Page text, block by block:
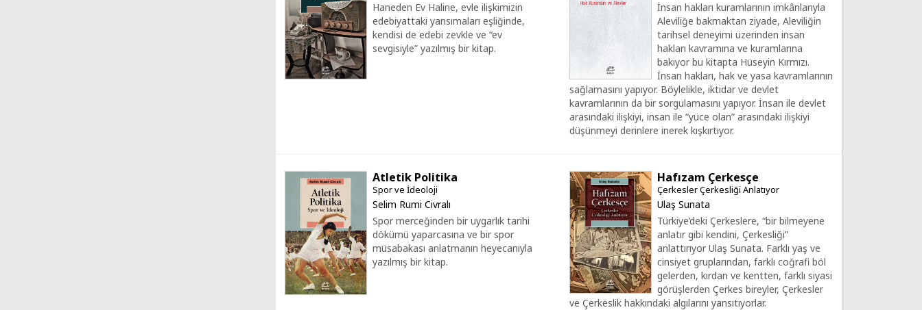
Haneden Ev Haline, evle ilişkimizin
edebiyattaki yansımaları eşliğinde,
kendisi de edebi zevkle ve “ev
sevgisiyle” yazılmış bir kitap.
İnsan hakları kuramlarının imkânlarıyla
Aleviliğe bakmaktan ziyade, Aleviliğin
tarihsel deneyimi üzerinden insan
hakları kavramına ve kuramlarına
bakıyor bu kitapta Hüseyin Kırmızı.
İnsan hakları, hak ve yasa kavramlarının
sağlamasını yapıyor. Böylelikle, iktidar ve devlet
kavramlarının da bir sorgulamasını yapıyor. İnsan ile devlet
arasındaki ilişkiyi, insan ile “yüce olan” arasındaki ilişkiyi
düşünmeyi derinlere inerek kışkırtıyor.
Atletik Politika
Spor ve İdeoloji
Selim Rumi Civralı
Spor merceğinden bir uygarlık tarihi
dökümü yaparcasına ve bir spor
müsabakası anlatmanın heyecanıyla
yazılmış bir kitap.
Hafızam Çerkesçe
Çerkesler Çerkesliği Anlatıyor
Ulaş Sunata
Türkiye’deki Çerkeslere, “bir bilmeyene
anlatır gibi kendini, Çerkesliği”
anlattırıyor Ulaş Sunata. Farklı yaş ve
cinsiyet gruplarından, farklı coğrafi böl
gelerden, kırdan ve kentten, farklı siyasi
görüşlerden Çerkes bireyler, Çerkesler
ve Çerkeslik hakkındaki algılarını yansıtıyorlar.